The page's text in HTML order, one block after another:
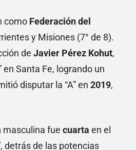
como Federación del
y Misiones (7° de 8).
de Javier Pérez Kohut,
en Santa Fe, logrando un
disputar la “A” en 2019,
masculina fue cuarta en el
detrás de las potencias